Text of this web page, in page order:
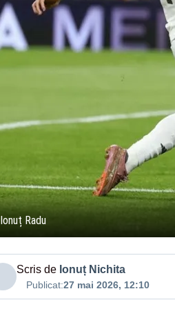
Ionuț Radu
Scris de Ionuț Nichita
Publicat:27 mai 2026, 12:10